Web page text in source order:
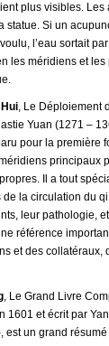
plus visibles.
statue. Si un
voulu, l’eau sortait
les méridiens et les
, Le Déploiement
Yuan (1271 –
pour la première
principaux
Il a tout
la circulation du
leur pathologie,
référence
et des collatéraux,
, Le Grand Livre
1601 et écrit par
est un grand